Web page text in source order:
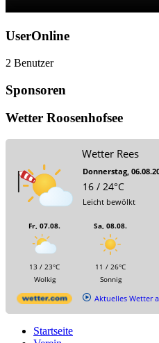
UserOnline
2 Benutzer
Sponsoren
Wetter Roosenhofsee
Wetter Rees
Donnerstag,
16 / 24°C
Leicht bewölkt
Fr, 07.08.
13 / 23°C
Wolkig
Sa, 08.08.
11 / 26°C
Sonnig
Aktuelles Wetter
Startseite